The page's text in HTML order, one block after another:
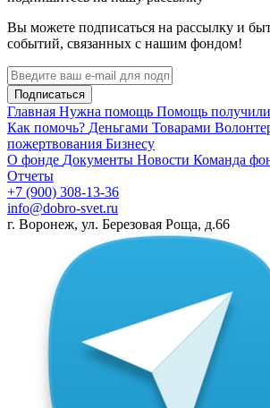
Вы можете подписаться на рассылку и
событий, связанных с нашим фондом!
Подписаться
Главная Нужна помощь Помощь получили
Как помочь? Деньгами Товарами
пожертвования Бизнесу
О фонде Документы Новости Команда
Отчеты
+7 (900) 308-13-36
info@dobro-svet.ru
г. Воронеж, ул. Березовая Роща, д.66